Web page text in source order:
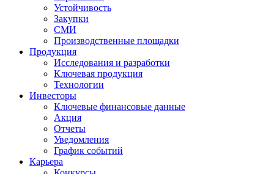
Устойчивость
Закупки
СМИ
Производственные площадки
Продукция
Исследования и разработки
Ключевая продукция
Технологии
Инвесторы
Ключевые финансовые данные
Акция
Отчеты
Уведомления
График событий
Карьера